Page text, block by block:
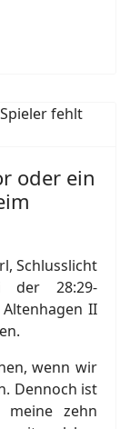
oder ein
Schlusslicht
der 28:29-
II
wenn wir
Dennoch ist
zehn